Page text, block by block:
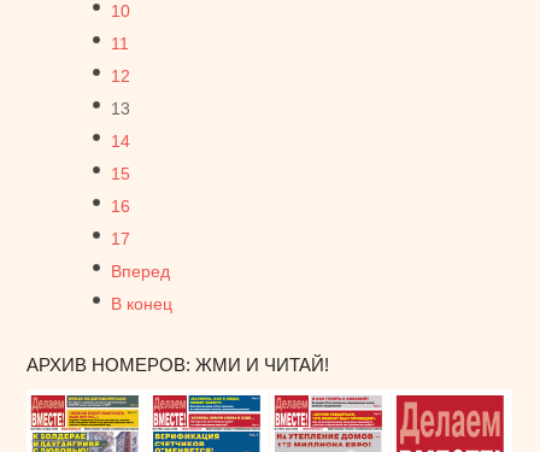
10
11
12
13
14
15
16
17
Вперед
В конец
АРХИВ НОМЕРОВ: ЖМИ И ЧИТАЙ!